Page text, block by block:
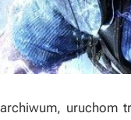
uruchom